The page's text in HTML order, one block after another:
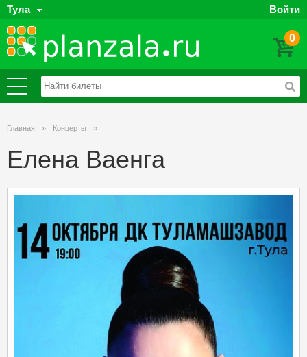
Тула Войти
0
Главная » Концерты »
Елена Ваенга